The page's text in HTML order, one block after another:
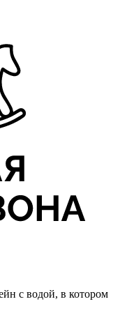
с водой, в котором